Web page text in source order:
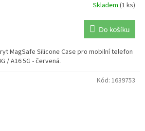
Skladem (1 ks)
Do košíku
MagSafe Silicone Case pro mobilní telefon
/ A16 5G - červená.
Kód: 1639753